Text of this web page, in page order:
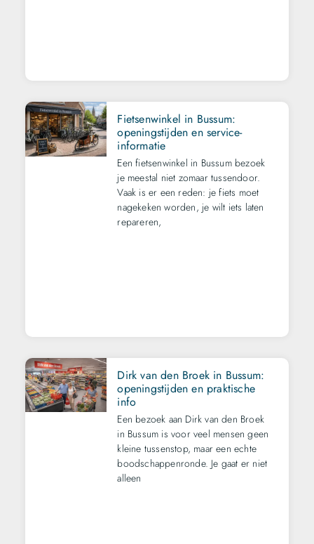
Fietsenwinkel in Bussum:
openingstijden en service-
informatie
Een fietsenwinkel in Bussum bezoek
je meestal niet zomaar tussendoor.
Vaak is er een reden: je fiets moet
nagekeken worden, je wilt iets laten
repareren,
Dirk van den Broek in Bussum:
openingstijden en praktische
info
Een bezoek aan Dirk van den Broek
in Bussum is voor veel mensen geen
kleine tussenstop, maar een echte
boodschappenronde. Je gaat er niet
alleen